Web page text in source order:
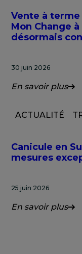
Vente à terme
Mon Change
désormais
30 juin 2026
En savoir plus
ACTUALITÉ
Canicule en
mesures
25 juin 2026
En savoir plus